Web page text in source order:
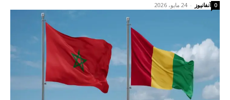
آنفانيوز - 24 مايو، 2026 0